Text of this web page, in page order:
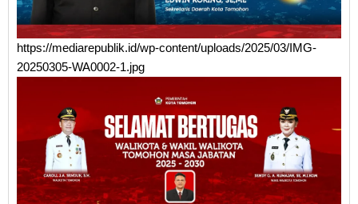
https://mediarepublik.id/wp-content/uploads/2025/03/IMG-
20250305-WA0002-1.jpg